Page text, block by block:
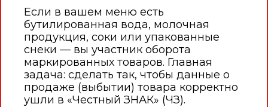
СПА
Оборудование
База знаний
Если в вашем меню есть
бутилированная вода, молочная
продукция, соки или упакованные
снеки — вы участник оборота
маркированных товаров. Главная
задача: сделать так, чтобы данные о
продаже (выбытии) товара корректно
ушли в «Честный ЗНАК» (ЧЗ).